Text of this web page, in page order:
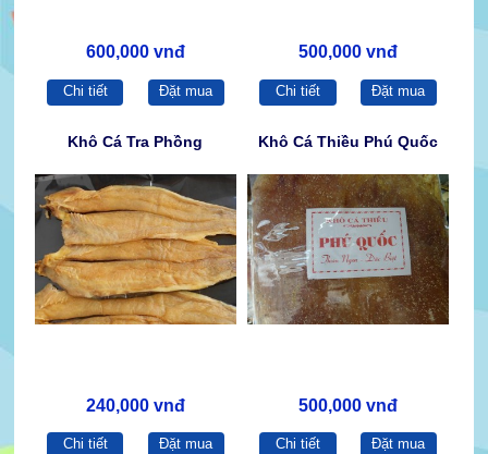
600,000 vnđ
Chi tiết Đặt mua
500,000 vnđ
Chi tiết Đặt mua
Khô Cá Tra Phồng
240,000 vnđ
Chi tiết Đặt mua
Khô Cá Thiều Phú Quốc
500,000 vnđ
Chi tiết Đặt mua